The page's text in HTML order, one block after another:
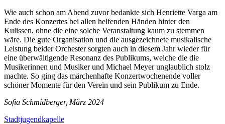
Wie auch schon am Abend zuvor bedankte sich Henriette Varga am
Ende des Konzertes bei allen helfenden Händen hinter den
Kulissen, ohne die eine solche Veranstaltung kaum zu stemmen
wäre. Die gute Organisation und die ausgezeichnete musikalische
Leistung beider Orchester sorgten auch in diesem Jahr wieder für
eine überwältigende Resonanz des Publikums, welche die die
Musikerinnen und Musiker und Michael Meyer unglaublich stolz
machte. So ging das märchenhafte Konzertwochenende voller
schöner Momente für den Verein und sein Publikum zu Ende.
Sofia Schmidberger, März 2024
Stadtjugendkapelle